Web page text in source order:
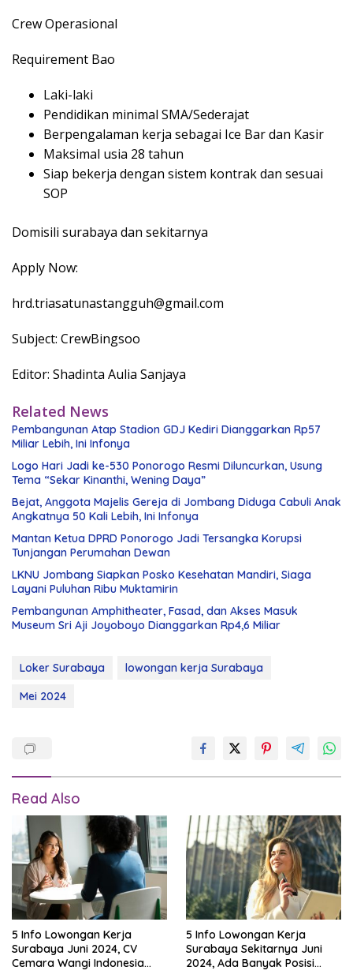
Crew Operasional
Requirement Bao
Laki-laki
Pendidikan minimal SMA/Sederajat
Berpengalaman kerja sebagai Ice Bar dan Kasir
Maksimal usia 28 tahun
Siap bekerja dengan sistem kontrak dan sesuai
SOP
Domisili surabaya dan sekitarnya
Apply Now:
hrd.triasatunastangguh@gmail.com
Subject: CrewBingsoo
Editor: Shadinta Aulia Sanjaya
Related News
Pembangunan Atap Stadion GDJ Kediri Dianggarkan Rp57
Miliar Lebih, Ini Infonya
Logo Hari Jadi ke-530 Ponorogo Resmi Diluncurkan, Usung
Tema “Sekar Kinanthi, Wening Daya”
Bejat, Anggota Majelis Gereja di Jombang Diduga Cabuli Anak
Angkatnya 50 Kali Lebih, Ini Infonya
Mantan Ketua DPRD Ponorogo Jadi Tersangka Korupsi
Tunjangan Perumahan Dewan
LKNU Jombang Siapkan Posko Kesehatan Mandiri, Siaga
Layani Puluhan Ribu Muktamirin
Pembangunan Amphitheater, Fasad, dan Akses Masuk
Museum Sri Aji Joyoboyo Dianggarkan Rp4,6 Miliar
Loker Surabaya
lowongan kerja Surabaya
Mei 2024
Read Also
5 Info Lowongan Kerja
Surabaya Juni 2024, CV
Cemara Wangi Indonesia
5 Info Lowongan Kerja
Surabaya Sekitarnya Juni
2024, Ada Banyak Posisi